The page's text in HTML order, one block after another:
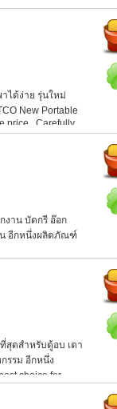
ได้ง่าย รุ่นใหม่
New Portable
price...Carefully
งาน บัดกรี อ๊อก
น อีกหนึ่งผลิตภัณฑ์
สุดสำหรับตู้อบ เตา
รรม อีกหนึ่ง
choice for